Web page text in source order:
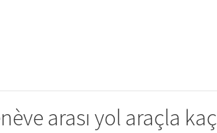
arası yol araçla